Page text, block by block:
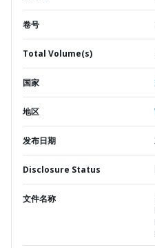
卷号
Total Volume(s)
国家
地区
发布日期
Disclosure Status
文件名称